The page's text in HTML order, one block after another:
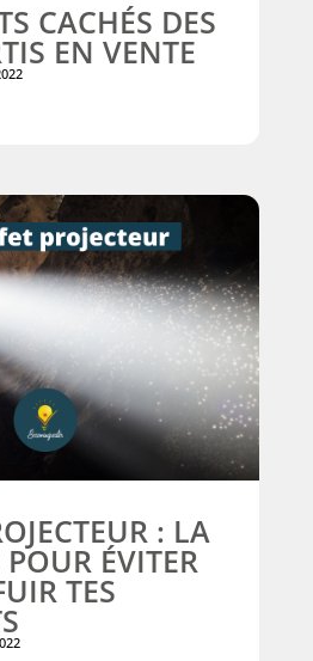
CACHÉS DES
EN VENTE
: LA
ÉVITER
TES